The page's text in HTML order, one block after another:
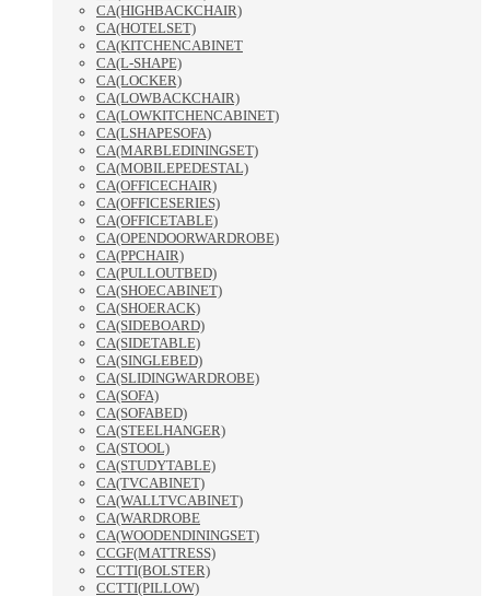
CA(HIGHBACKCHAIR)
CA(HOTELSET)
CA(KITCHENCABINET
CA(L-SHAPE)
CA(LOCKER)
CA(LOWBACKCHAIR)
CA(LOWKITCHENCABINET)
CA(LSHAPESOFA)
CA(MARBLEDININGSET)
CA(MOBILEPEDESTAL)
CA(OFFICECHAIR)
CA(OFFICESERIES)
CA(OFFICETABLE)
CA(OPENDOORWARDROBE)
CA(PPCHAIR)
CA(PULLOUTBED)
CA(SHOECABINET)
CA(SHOERACK)
CA(SIDEBOARD)
CA(SIDETABLE)
CA(SINGLEBED)
CA(SLIDINGWARDROBE)
CA(SOFA)
CA(SOFABED)
CA(STEELHANGER)
CA(STOOL)
CA(STUDYTABLE)
CA(TVCABINET)
CA(WALLTVCABINET)
CA(WARDROBE
CA(WOODENDININGSET)
CCGF(MATTRESS)
CCTTI(BOLSTER)
CCTTI(PILLOW)